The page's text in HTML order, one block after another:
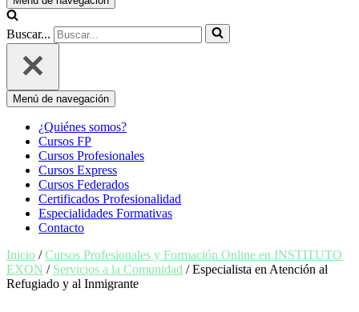
Buscar...
Menú de navegación
¿Quiénes somos?
Cursos FP
Cursos Profesionales
Cursos Express
Cursos Federados
Certificados Profesionalidad
Especialidades Formativas
Contacto
Inicio /Cursos Profesionales y Formación Online en INSTITUTO
EXON / Servicios a la Comunidad / Especialista en Atención al
Refugiado y al Inmigrante